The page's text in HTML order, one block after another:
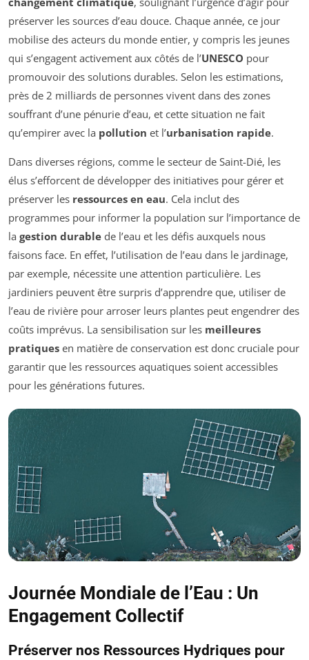
préserver les sources d’eau douce. Chaque année, ce jour
mobilise des acteurs du monde entier, y compris les jeunes
qui s’engagent activement aux côtés de l’UNESCO pour
promouvoir des solutions durables. Selon les estimations,
près de 2 milliards de personnes vivent dans des zones
souffrant d’une pénurie d’eau, et cette situation ne fait
qu’empirer avec la pollution et l’urbanisation rapide.
Dans diverses régions, comme le secteur de Saint-Dié, les
élus s’efforcent de développer des initiatives pour gérer et
préserver les ressources en eau. Cela inclut des
programmes pour informer la population sur l’importance de
la gestion durable de l’eau et les défis auxquels nous
faisons face. En effet, l’utilisation de l’eau dans le jardinage,
par exemple, nécessite une attention particulière. Les
jardiniers peuvent être surpris d’apprendre que, utiliser de
l’eau de rivière pour arroser leurs plantes peut engendrer des
coûts imprévus. La sensibilisation sur les meilleures
pratiques en matière de conservation est donc cruciale pour
garantir que les ressources aquatiques soient accessibles
pour les générations futures.
Journée Mondiale de l’Eau : Un
Engagement Collectif
Préserver nos Ressources Hydriques pour